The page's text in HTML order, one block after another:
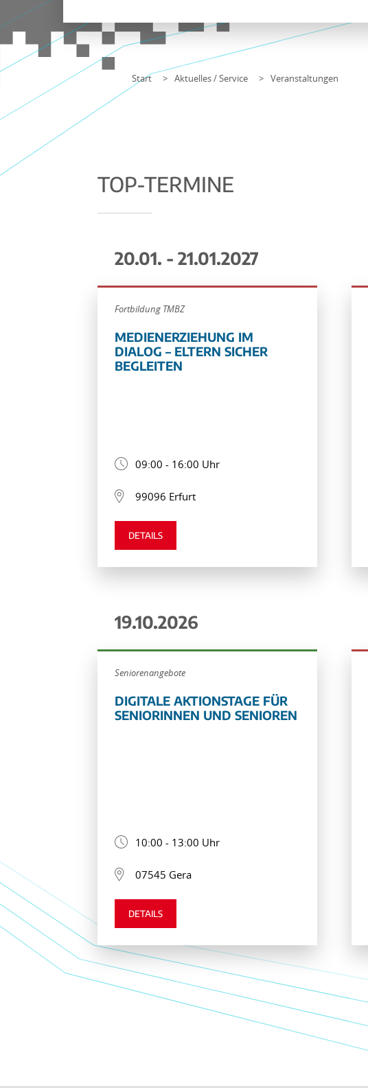
Start Aktuelles / Service Veranstaltungen
TOP-TERMINE
20.01. - 21.01.2027
Fortbildung TMBZ
MEDIENERZIEHUNG IM
DIALOG – ELTERN SICHER
BEGLEITEN
09:00 - 16:00 Uhr
99096 Erfurt
DETAILS
19.10.2026
Seniorenangebote
DIGITALE AKTIONSTAGE FÜR
SENIORINNEN UND SENIOREN
10:00 - 13:00 Uhr
07545 Gera
DETAILS